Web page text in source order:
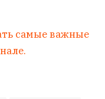
самые важные